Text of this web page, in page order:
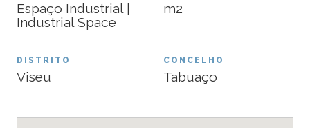
Espaço Industrial |
Industrial Space
m2
DISTRITO
Viseu
CONCELHO
Tabuaço